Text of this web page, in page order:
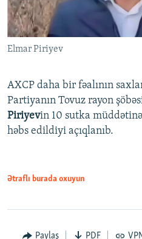
Elmar Piriyev
AXCP daha bir fəalının
Partiyanın Tovuz rayon
Piriyevin 10 sutka
həbs edildiyi açıqlanıb.
Ətraflı burada oxuyun
Paylaş PDF